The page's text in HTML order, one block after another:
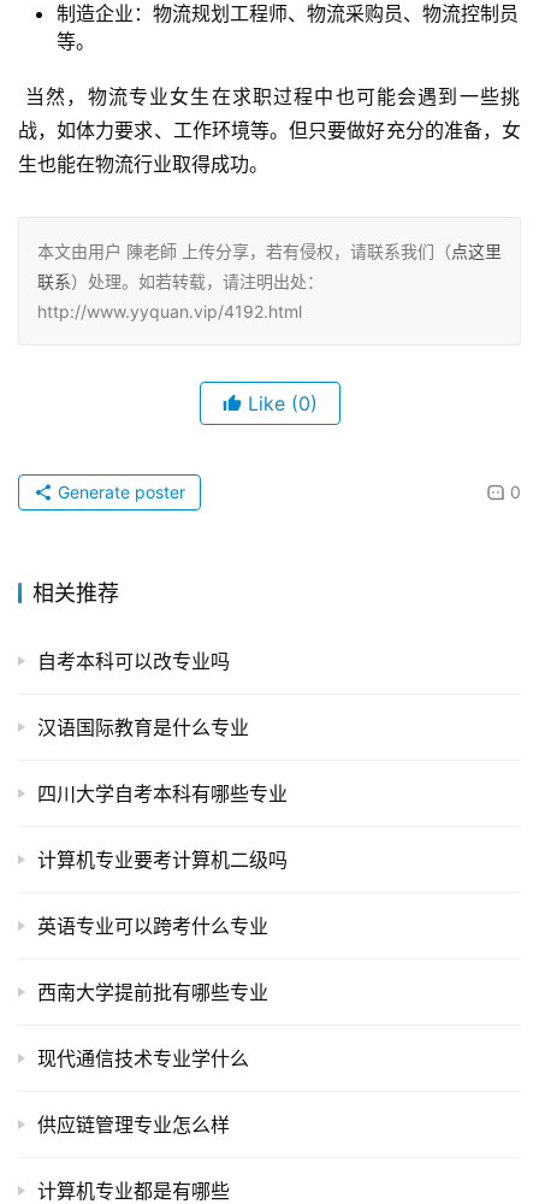
制造企业：物流规划工程师、物流采购员、物流控制员
等。
战，如体力要求、工作环境等。但只要做好充分的准备，女
生也能在物流行业取得成功。
本文由用户 陳老師 上传分享，若有侵权，请联系我们（点这里
联系）处理。如若转载，请注明出处：
http://www.yyquan.vip/4192.html
Like (0)
0
Generate poster
相关推荐
自考本科可以改专业吗
汉语国际教育是什么专业
四川大学自考本科有哪些专业
计算机专业要考计算机二级吗
英语专业可以跨考什么专业
西南大学提前批有哪些专业
现代通信技术专业学什么
供应链管理专业怎么样
计算机专业都是有哪些